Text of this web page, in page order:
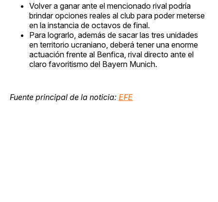
Volver a ganar ante el mencionado rival podría
brindar opciones reales al club para poder meterse
en la instancia de octavos de final.
Para lograrlo, además de sacar las tres unidades
en territorio ucraniano, deberá tener una enorme
actuación frente al Benfica, rival directo ante el
claro favoritismo del Bayern Munich.
Fuente principal de la noticia: EFE